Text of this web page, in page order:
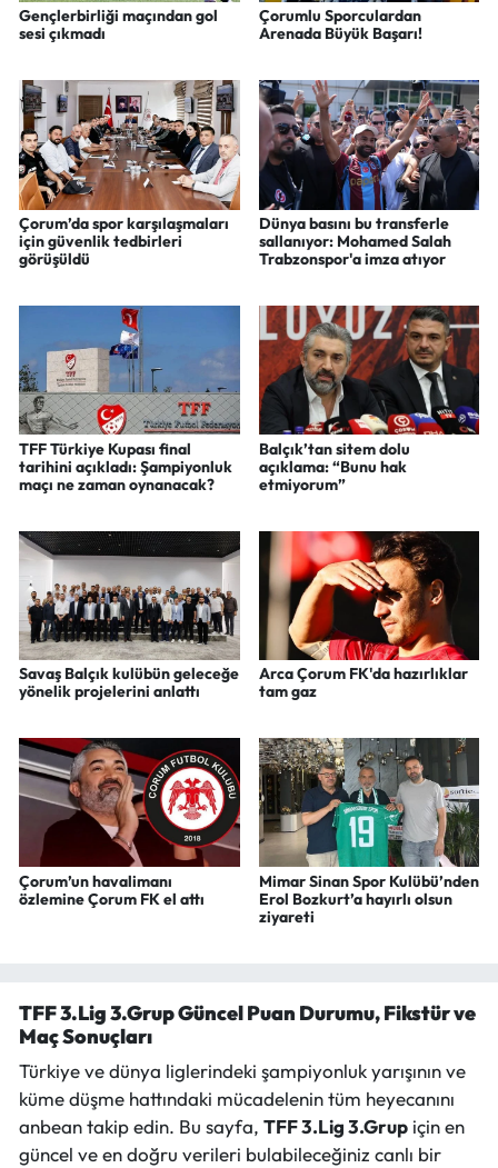
Gençlerbirliği maçından gol
sesi çıkmadı
Çorumlu Sporculardan
Arenada Büyük Başarı!
Çorum’da spor karşılaşmaları
için güvenlik tedbirleri
görüşüldü
Dünya basını bu transferle
sallanıyor: Mohamed Salah
Trabzonspor'a imza atıyor
TFF Türkiye Kupası final
tarihini açıkladı: Şampiyonluk
maçı ne zaman oynanacak?
Balçık’tan sitem dolu
açıklama: “Bunu hak
etmiyorum”
Savaş Balçık kulübün geleceğe
yönelik projelerini anlattı
Arca Çorum FK'da hazırlıklar
tam gaz
Çorum’un havalimanı
özlemine Çorum FK el attı
Mimar Sinan Spor Kulübü’nden
Erol Bozkurt’a hayırlı olsun
ziyareti
TFF 3.Lig 3.Grup Güncel Puan Durumu, Fikstür ve
Maç Sonuçları
Türkiye ve dünya liglerindeki şampiyonluk yarışının ve
küme düşme hattındaki mücadelenin tüm heyecanını
anbean takip edin. Bu sayfa, TFF 3.Lig 3.Grup için en
güncel ve en doğru verileri bulabileceğiniz canlı bir